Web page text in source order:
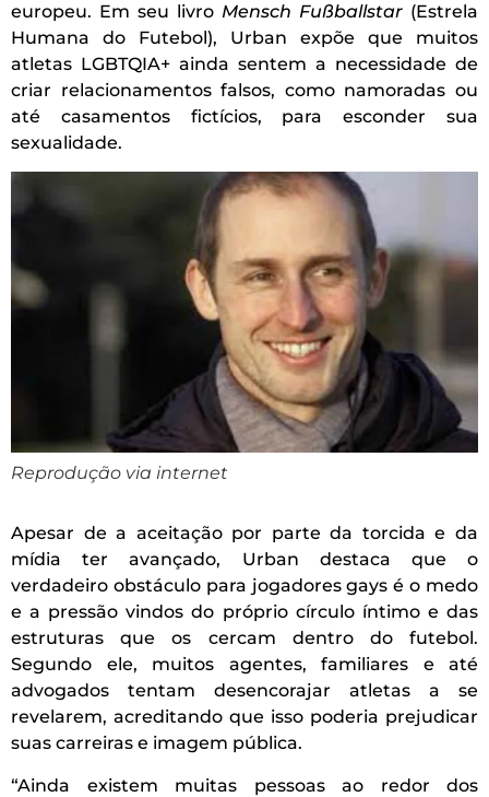
europeu. Em seu livro Mensch Fußballstar (Estrela
Humana do Futebol), Urban expõe que muitos
atletas LGBTQIA+ ainda sentem a necessidade de
criar relacionamentos falsos, como namoradas ou
até casamentos fictícios, para esconder sua
sexualidade.
Reprodução via internet
Apesar de a aceitação por parte da torcida e da
mídia ter avançado, Urban destaca que o
verdadeiro obstáculo para jogadores gays é o medo
e a pressão vindos do próprio círculo íntimo e das
estruturas que os cercam dentro do futebol.
Segundo ele, muitos agentes, familiares e até
advogados tentam desencorajar atletas a se
revelarem, acreditando que isso poderia prejudicar
suas carreiras e imagem pública.
“Ainda existem muitas pessoas ao redor dos